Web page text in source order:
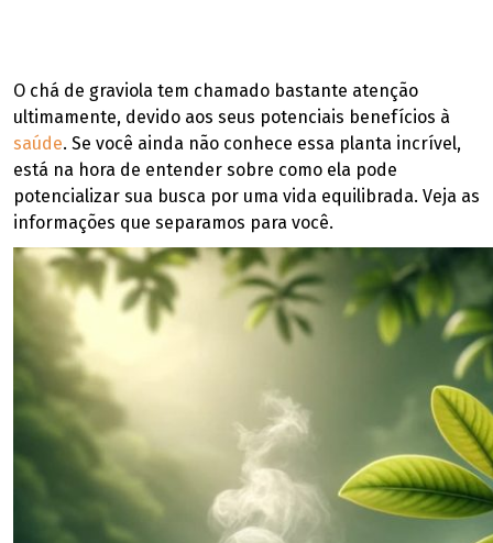
O chá de graviola tem chamado bastante atenção
ultimamente, devido aos seus potenciais benefícios à
saúde. Se você ainda não conhece essa planta incrível,
está na hora de entender sobre como ela pode
potencializar sua busca por uma vida equilibrada. Veja as
informações que separamos para você.